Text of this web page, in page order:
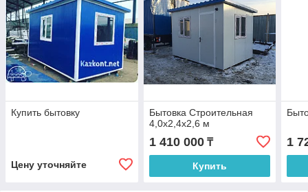
Купить бытовку
Цену уточняйте
Бытовка Строительная
4,0x2,4x2,6 м
1 410 000₸
Купить
1